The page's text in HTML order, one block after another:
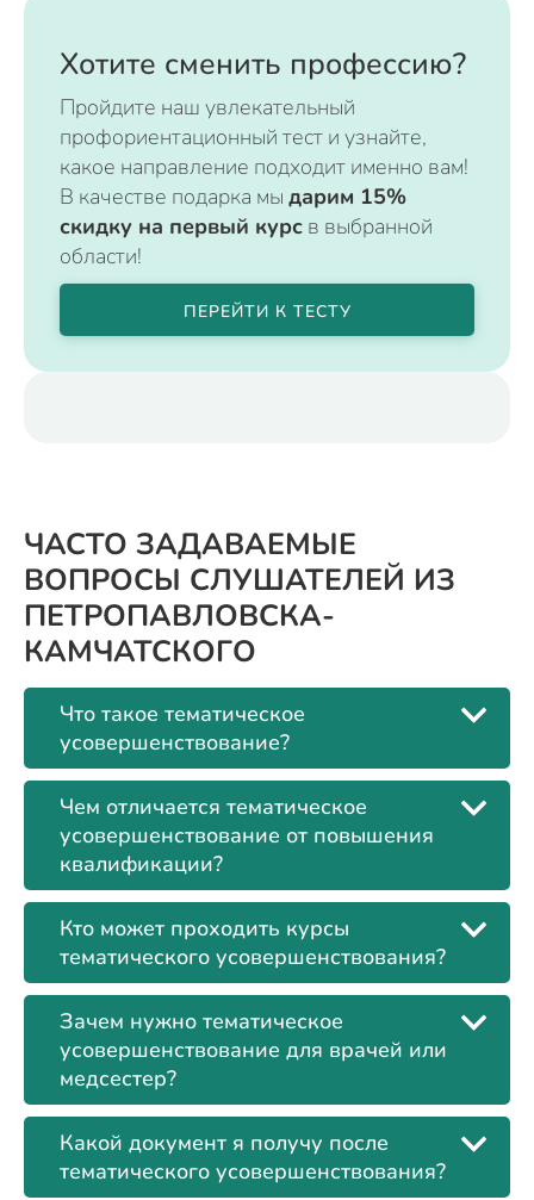
Хотите сменить профессию?
Пройдите наш увлекательный
профориентационный тест и узнайте,
какое направление подходит именно вам!
В качестве подарка мы дарим 15%
скидку на первый курс в выбранной
области!
ПЕРЕЙТИ К ТЕСТУ
ЧАСТО ЗАДАВАЕМЫЕ
ВОПРОСЫ СЛУШАТЕЛЕЙ ИЗ
ПЕТРОПАВЛОВСКА-
КАМЧАТСКОГО
Что такое тематическое
усовершенствование?
Чем отличается тематическое
усовершенствование от повышения
квалификации?
Кто может проходить курсы
тематического усовершенствования?
Зачем нужно тематическое
усовершенствование для врачей или
медсестер?
Какой документ я получу после
тематического усовершенствования?